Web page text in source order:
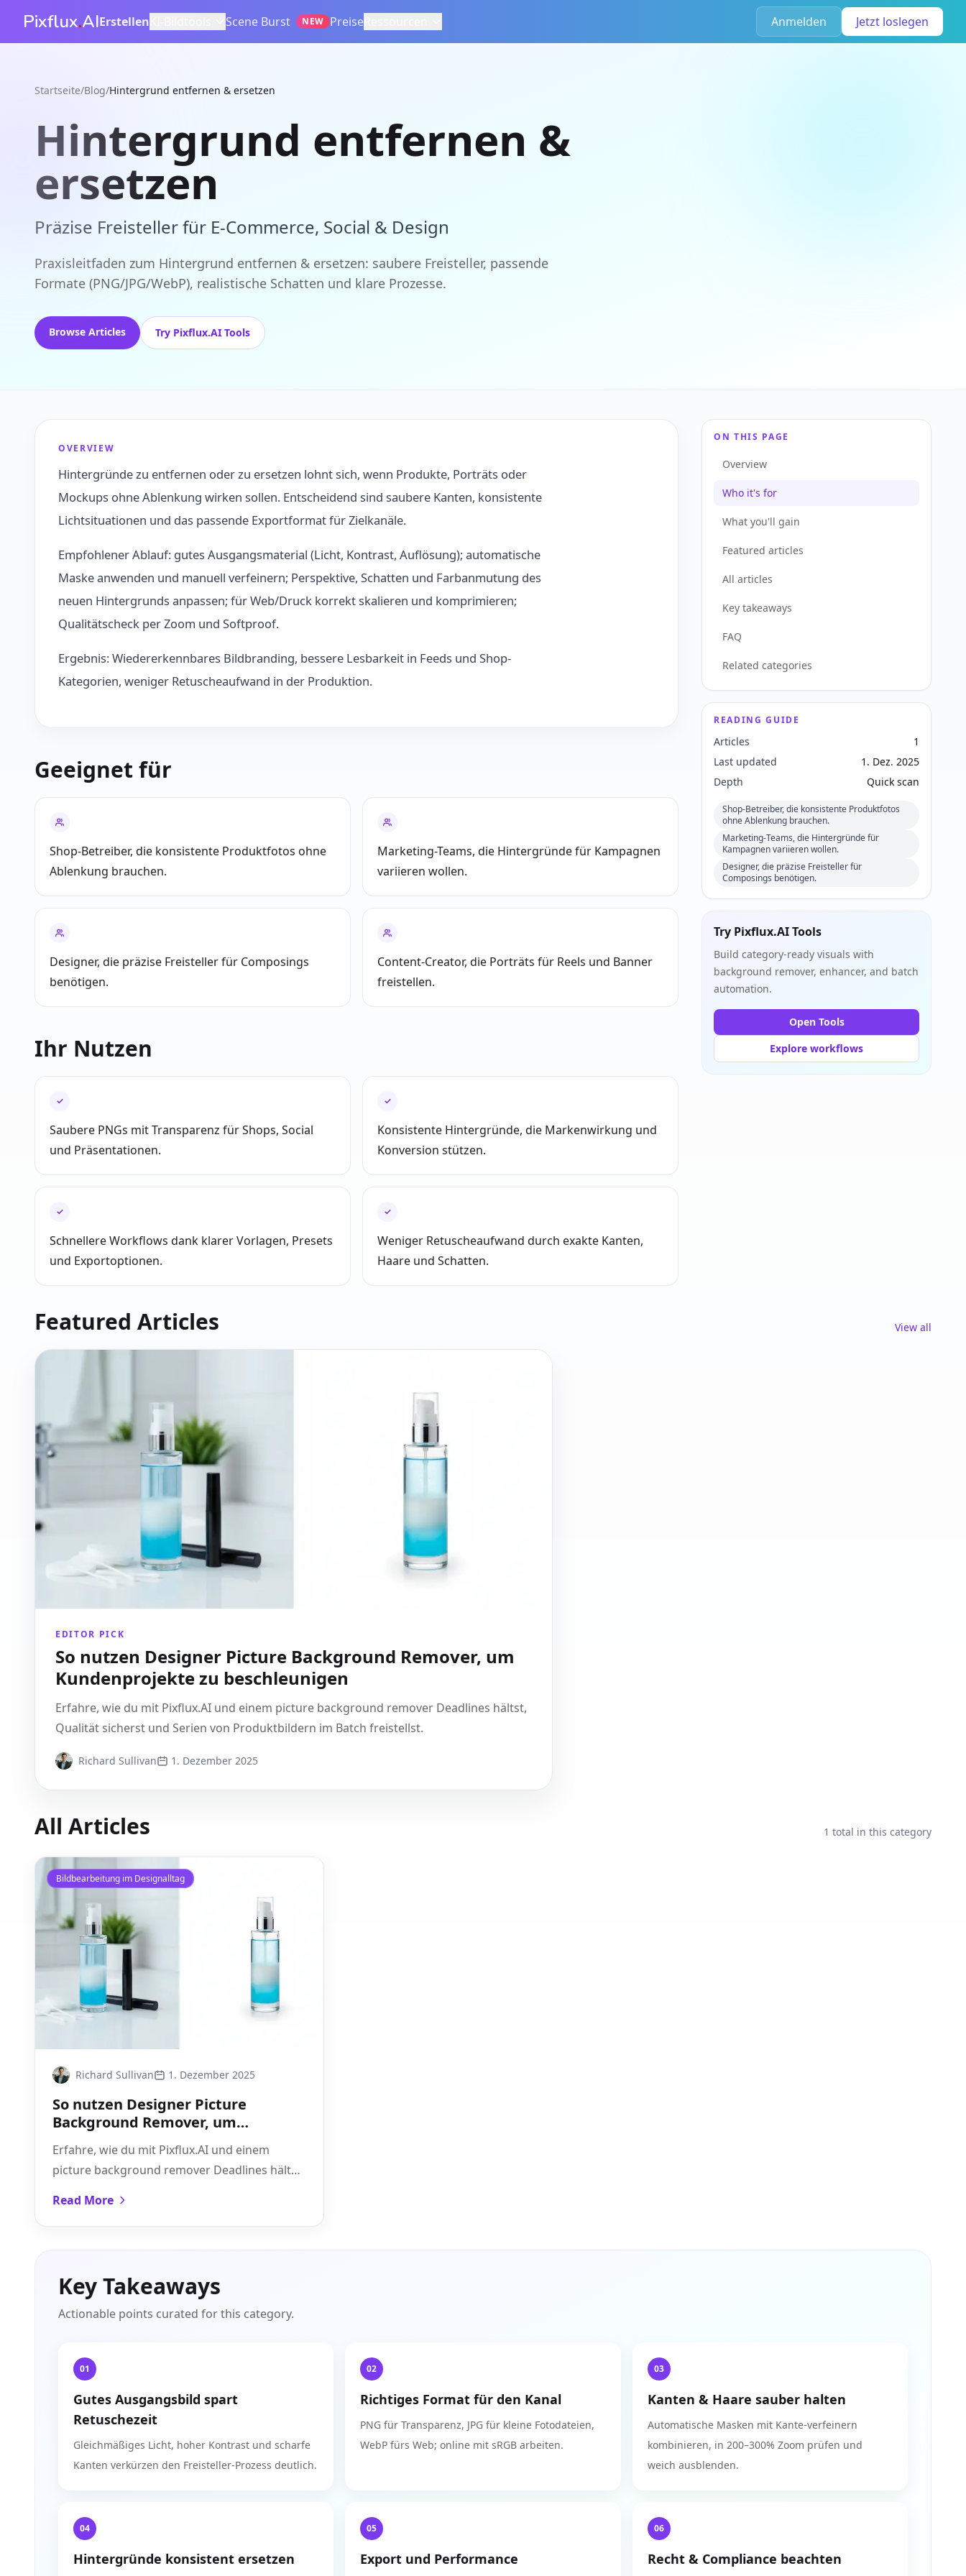
Pixflux.AIErstellen Scene Burst NEW PreiseRessourcen Anmelden Jetzt loslegen
Startseite/Blog/Hintergrund entfernen & ersetzen
Hintergrund entfernen &
ersetzen
Präzise Freisteller für E‑Commerce, Social & Design
Praxisleitfaden zum Hintergrund entfernen & ersetzen: saubere Freisteller, passende
Formate (PNG/JPG/WebP), realistische Schatten und klare Prozesse.
Browse Articles Try Pixflux.AI Tools
OVERVIEW
Hintergründe zu entfernen oder zu ersetzen lohnt sich, wenn Produkte, Porträts oder
Mockups ohne Ablenkung wirken sollen. Entscheidend sind saubere Kanten, konsistente
Lichtsituationen und das passende Exportformat für Zielkanäle.
Empfohlener Ablauf: gutes Ausgangsmaterial (Licht, Kontrast, Auflösung); automatische
Maske anwenden und manuell verfeinern; Perspektive, Schatten und Farbanmutung des
neuen Hintergrunds anpassen; für Web/Druck korrekt skalieren und komprimieren;
Qualitätscheck per Zoom und Softproof.
Ergebnis: Wiedererkennbares Bildbranding, bessere Lesbarkeit in Feeds und Shop-
Kategorien, weniger Retuscheaufwand in der Produktion.
Geeignet für
Shop-Betreiber, die konsistente Produktfotos ohne
Ablenkung brauchen.
Marketing-Teams, die Hintergründe für Kampagnen
variieren wollen.
Designer, die präzise Freisteller für Composings
benötigen.
Content-Creator, die Porträts für Reels und Banner
freistellen.
Ihr Nutzen
✓
Saubere PNGs mit Transparenz für Shops, Social
und Präsentationen.
✓
Konsistente Hintergründe, die Markenwirkung und
Konversion stützen.
✓
Schnellere Workflows dank klarer Vorlagen, Presets
und Exportoptionen.
✓
Weniger Retuscheaufwand durch exakte Kanten,
Haare und Schatten.
ON THIS PAGE
Overview
Who it's for
What you'll gain
Featured articles
All articles
Key takeaways
FAQ
Related categories
READING GUIDE
Articles
1
Last updated
1. Dez. 2025
Depth
Quick scan
Shop-Betreiber, die konsistente Produktfotos
ohne Ablenkung brauchen.
Marketing-Teams, die Hintergründe für
Kampagnen variieren wollen.
Designer, die präzise Freisteller für
Composings benötigen.
Try Pixflux.AI Tools
Build category-ready visuals with
background remover, enhancer, and batch
automation.
Open Tools
Explore workflows
Featured Articles View all
EDITOR PICK
So nutzen Designer Picture Background Remover, um
Kundenprojekte zu beschleunigen
Erfahre, wie du mit Pixflux.AI und einem picture background remover Deadlines hältst,
Qualität sicherst und Serien von Produktbildern im Batch freistellst.
Richard Sullivan 1. Dezember 2025
All Articles 1 total in this category
Bildbearbeitung im Designalltag
Richard Sullivan 1. Dezember 2025
So nutzen Designer Picture
Background Remover, um
Erfahre, wie du mit Pixflux.AI und einem
picture background remover Deadlines hältst,
Read More
Key Takeaways
Actionable points curated for this category.
01
Gutes Ausgangsbild spart
Retuschezeit
Gleichmäßiges Licht, hoher Kontrast und scharfe
Kanten verkürzen den Freisteller‑Prozess deutlich.
02
Richtiges Format für den Kanal
PNG für Transparenz, JPG für kleine Fotodateien,
WebP fürs Web; online mit sRGB arbeiten.
03
Kanten & Haare sauber halten
Automatische Masken mit Kante‑verfeinern
kombinieren, in 200–300% Zoom prüfen und
weich ausblenden.
04
Hintergründe konsistent ersetzen
05
Export und Performance
06
Recht & Compliance beachten